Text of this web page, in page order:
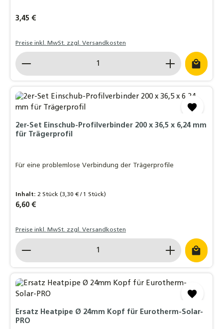
Regulärer Preis:
3,45 €
Preise inkl. MwSt. zzgl. Versandkosten
Produkt Anzahl: Gib den gewünschten Wert
2er-Set Einschub-Profilverbinder 200 x 36,5 x 6,24 mm
für Trägerprofil
Für eine problemlose Verbindung der Trägerprofile
Inhalt:2 Stück(3,30 € / 1 Stück)
Regulärer Preis:
6,60 €
Preise inkl. MwSt. zzgl. Versandkosten
Produkt Anzahl: Gib den gewünschten Wert
Ersatz Heatpipe Ø 24mm Kopf für Eurotherm-Solar-
PRO